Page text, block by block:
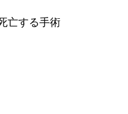
亡する手術